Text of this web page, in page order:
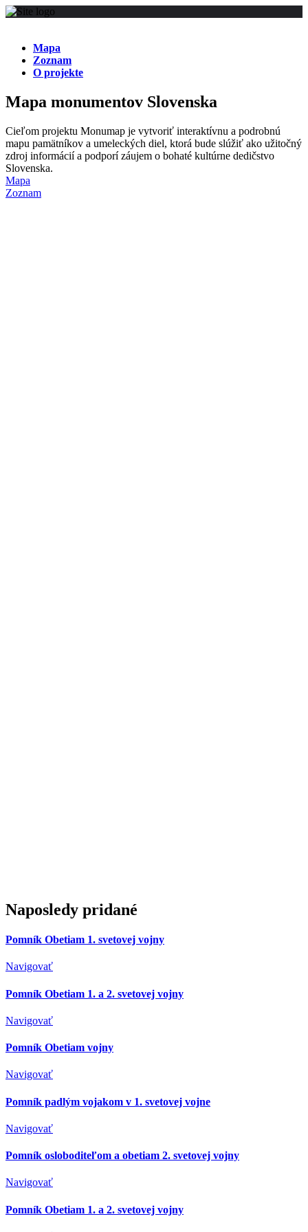
Mapa
Zoznam
O projekte
Mapa monumentov Slovenska
Cieľom projektu Monumap je vytvoriť interaktívnu a podrobnú
mapu pamätníkov a umeleckých diel, ktorá bude slúžiť ako užitočný
zdroj informácií a podporí záujem o bohaté kultúrne dedičstvo
Slovenska.
Mapa
Zoznam
Naposledy pridané
Pomník Obetiam 1. svetovej vojny
Navigovať
Pomník Obetiam 1. a 2. svetovej vojny
Navigovať
Pomník Obetiam vojny
Navigovať
Pomník padlým vojakom v 1. svetovej vojne
Navigovať
Pomník osloboditeľom a obetiam 2. svetovej vojny
Navigovať
Pomník Obetiam 1. a 2. svetovej vojny